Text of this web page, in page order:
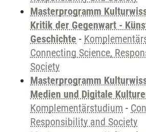
Masterprogramm
Kritik der Gegenwart -
Geschichte -
Connecting Science,
Society
Masterprogramm
Medien und Digitale
Komplementärstudium -
Responsibility and Society